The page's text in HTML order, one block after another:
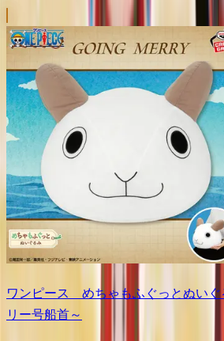
ワンピース めちゃもふぐっとぬいぐ
リー号船首～